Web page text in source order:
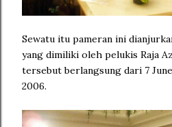
Sewatu itu pameran ini
yang dimiliki oleh pelukis Raja
tersebut berlangsung dari 7
2006.